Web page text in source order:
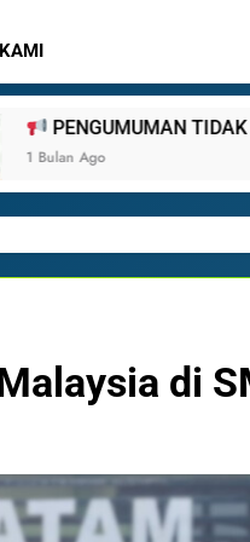
DATANG KE SEKOLAH
di